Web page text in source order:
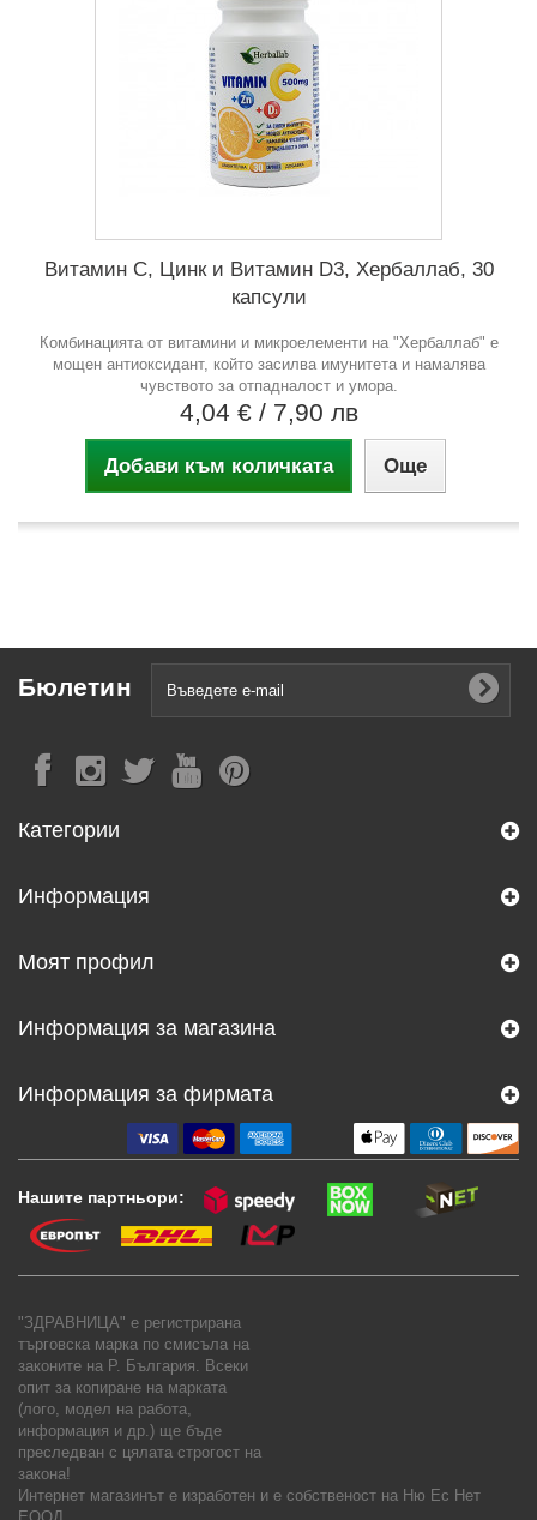
Витамин С, Цинк и Витамин D3, Хербаллаб, 30
капсули
Комбинацията от витамини и микроелементи на "Хербаллаб" е
мощен антиоксидант, който засилва имунитета и намалява
чувството за отпадналост и умора.
4,04 € / 7,90 лв
Добави към количката Още
Бюлетин
Категории
Информация
Моят профил
Информация за магазина
Информация за фирмата
Нашите партньори:
"ЗДРАВНИЦА" е регистрирана
търговска марка по смисъла на
законите на Р. България. Всеки
опит за копиране на марката
(лого, модел на работа,
информация и др.) ще бъде
преследван с цялата строгост на
закона!
Интернет магазинът е изработен и е собственост на Ню Ес Нет